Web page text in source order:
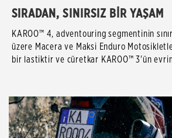
SIRADAN, SINIRSIZ BİR YAŞAM
KAROO™ 4, adventouring segmentinin
üzere Macera ve Maksi Enduro
bir lastiktir ve cüretkar KAROO™ 3'ün